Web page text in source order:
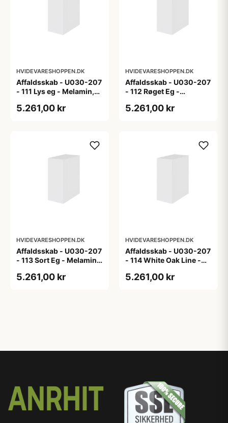
HVIDEVARESHOPPEN.DK
Affaldsskab - U030-207
- 111 Lys eg - Melamin,
5.261,00 kr
HVIDEVARESHOPPEN.DK
Affaldsskab - U030-207
- 112 Røget Eg -
5.261,00 kr
HVIDEVARESHOPPEN.DK
Affaldsskab - U030-207
- 113 Sort Eg - Melamin,
5.261,00 kr
HVIDEVARESHOPPEN.DK
Affaldsskab - U030-207
- 114 White Oak Line -
5.261,00 kr